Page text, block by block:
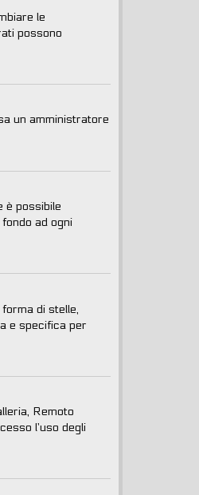
le
possono
un amministratore
è possibile
ad ogni
di stelle,
e specifica per
Remoto
l’uso degli